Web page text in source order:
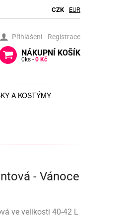
CZK EUR
Přihlášení Registrace
NÁKUPNÍ KOŠÍK
0 ks - 0 Kč
KELÍMKY
A KOSTÝMY
ČEPICE
MASKY
- Vánoce
ve velikosti 40-42 L